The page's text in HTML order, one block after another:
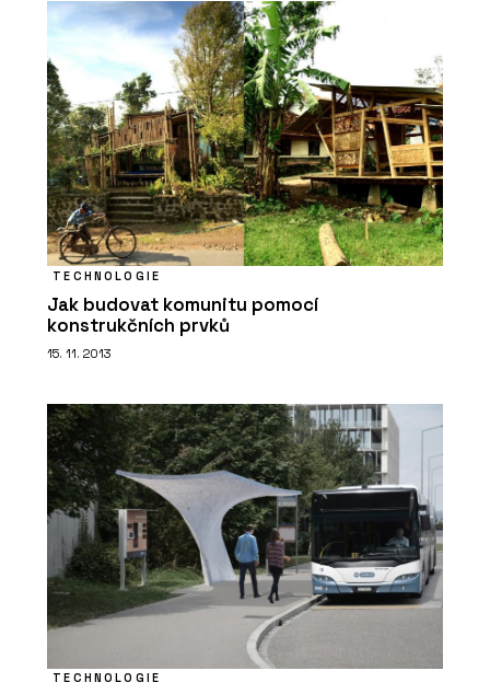
O FIRMĚ
DEVOTO
ČLÁNKY
Kavárna Vila 63
TECHNOLOGIE
Jak budovat komunitu pomocí
konstrukčních prvků
15. 11. 2013
TECHNOLOGIE